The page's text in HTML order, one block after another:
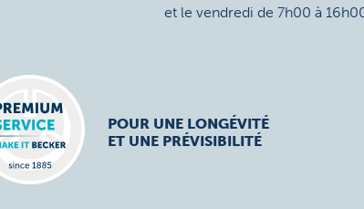
et le vendredi de 7h00 à
POUR UNE LONGÉVITÉ
ET UNE PRÉVISIBILITÉ